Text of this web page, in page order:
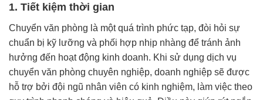
1. Tiết kiệm thời gian
Chuyển văn phòng là một quá trình phức tạp, đòi hỏi sự
chuẩn bị kỹ lưỡng và phối hợp nhịp nhàng để tránh ảnh
hưởng đến hoạt động kinh doanh. Khi sử dụng dịch vụ
chuyển văn phòng chuyên nghiệp, doanh nghiệp sẽ được
hỗ trợ bởi đội ngũ nhân viên có kinh nghiệm, làm việc theo